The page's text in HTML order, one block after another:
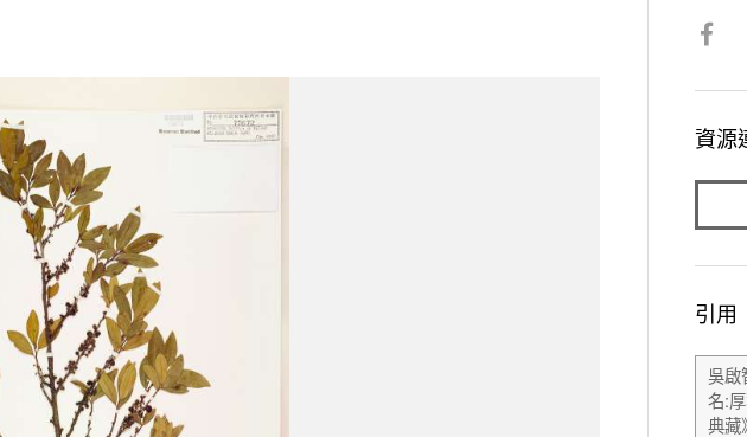
資源
引用